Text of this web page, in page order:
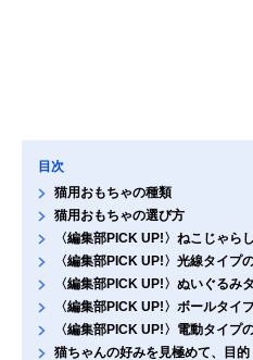
目次
猫用おもちゃの種類
猫用おもちゃの選び方
〈編集部PICK UP!〉ねこじゃら
〈編集部PICK UP!〉光線タイプ
〈編集部PICK UP!〉ぬいぐるみ
〈編集部PICK UP!〉ボールタイ
〈編集部PICK UP!〉電動タイプ
猫ちゃんの好みを見極めて、目